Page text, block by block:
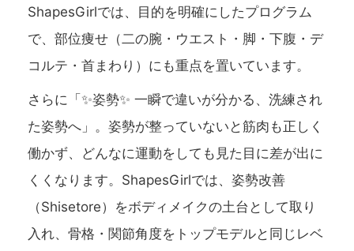
ShapesGirlでは、目的を明確にしたプログラム
で、部位痩せ（二の腕・ウエスト・脚・下腹・デ
コルテ・首まわり）にも重点を置いています。
さらに「✨姿勢✨ 一瞬で違いが分かる、洗練され
た姿勢へ」。姿勢が整っていないと筋肉も正しく
働かず、どんなに運動をしても見た目に差が出に
くくなります。ShapesGirlでは、姿勢改善
（Shisetore）をボディメイクの土台として取り
入れ、骨格・関節角度をトップモデルと同じレベ